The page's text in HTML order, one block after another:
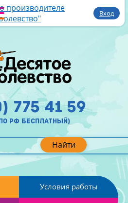
производителе
Вход
Найти
775 41 59
рф бесплатный)
Условия работы